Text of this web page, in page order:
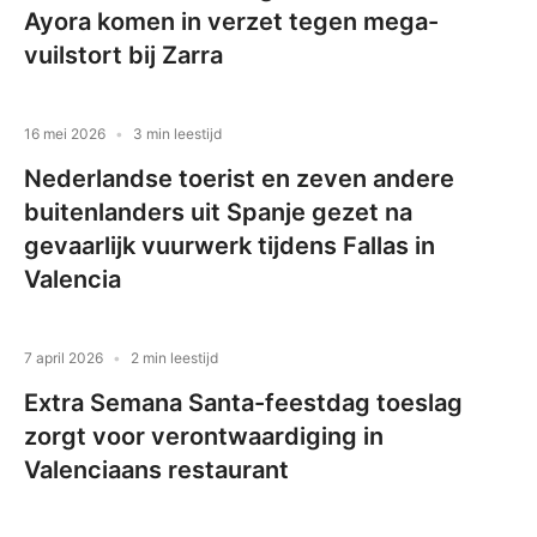
Ayora komen in verzet tegen mega-
vuilstort bij Zarra
16 mei 2026 3 min leestijd
Nederlandse toerist en zeven andere
buitenlanders uit Spanje gezet na
gevaarlijk vuurwerk tijdens Fallas in
Valencia
7 april 2026 2 min leestijd
Extra Semana Santa-feestdag toeslag
zorgt voor verontwaardiging in
Valenciaans restaurant